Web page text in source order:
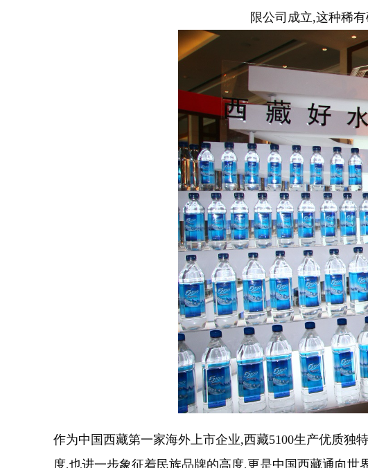
限公司成立,这种稀
作为中国西藏第一家海外上市企业,西藏5100生产优质独
度,也进一步象征着民族品牌的高度,更是中国西藏通向世